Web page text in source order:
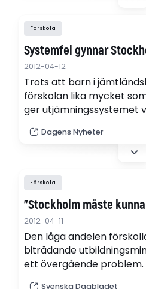
Förskola
Systemfel gynnar
2012-04-12
Trots att barn i
förskolan lika mycket
ger utjämningssystemet
Dagens Nyheter
Förskola
”Stockholm måste
2012-04-11
Den låga andelen
biträdande
ett övergående
Svenska Dagbladet